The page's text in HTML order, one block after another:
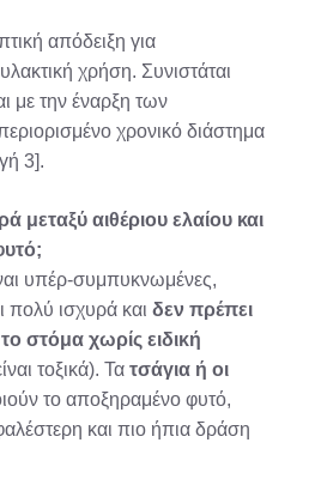
απόδειξη για
χρήση. Συνιστάται
με την έναρξη των
χρονικό διάστημα
3].
μεταξύ αιθέριου ελαίου και
υπέρ-συμπυκνωμένες,
πολύ ισχυρά και δεν πρέπει
στόμα χωρίς ειδική
τοξικά). Τα τσάγια ή οι
το αποξηραμένο φυτό,
και πιο ήπια δράση